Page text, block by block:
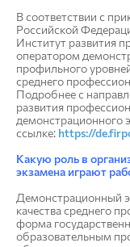
В соответствии с
Российской
Институт развития
оператором
профильного
среднего
Подробнее с
развития
демонстрационного
ссылке: https://
Какую роль в
экзамена играют
Демонстрационный
качества среднего
форма
образовательным